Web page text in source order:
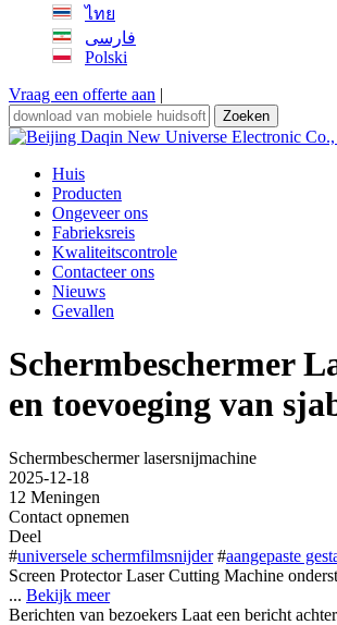
ไทย
فارسی
Polski
Vraag een offerte aan |
Zoeken
Huis
Producten
Ongeveer ons
Fabrieksreis
Kwaliteitscontrole
Contacteer ons
Nieuws
Gevallen
Schermbeschermer
en toevoeging van
Schermbeschermer lasersnijmachine
2025-12-18
12 Meningen
Contact opnemen
Deel
#universele schermfilmsnijder #aangepaste
Screen Protector Laser Cutting Machine
... Bekijk meer
Berichten van bezoekers Laat een bericht